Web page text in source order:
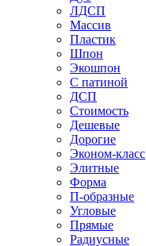
ЛДСП
Массив
Пластик
Шпон
Экошпон
С патиной
ДСП
Стоимость
Дешевые
Дорогие
Эконом-класс
Элитные
Форма
П-образные
Угловые
Прямые
Радиусные